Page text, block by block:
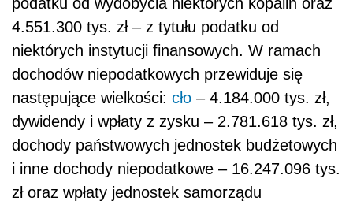
4.551.300 tys. zł – z tytułu podatku od
niektórych instytucji finansowych. W ramach
dochodów niepodatkowych przewiduje się
następujące wielkości: cło – 4.184.000 tys. zł,
dywidendy i wpłaty z zysku – 2.781.618 tys. zł,
dochody państwowych jednostek budżetowych
i inne dochody niepodatkowe – 16.247.096 tys.
zł oraz wpłaty jednostek samorządu